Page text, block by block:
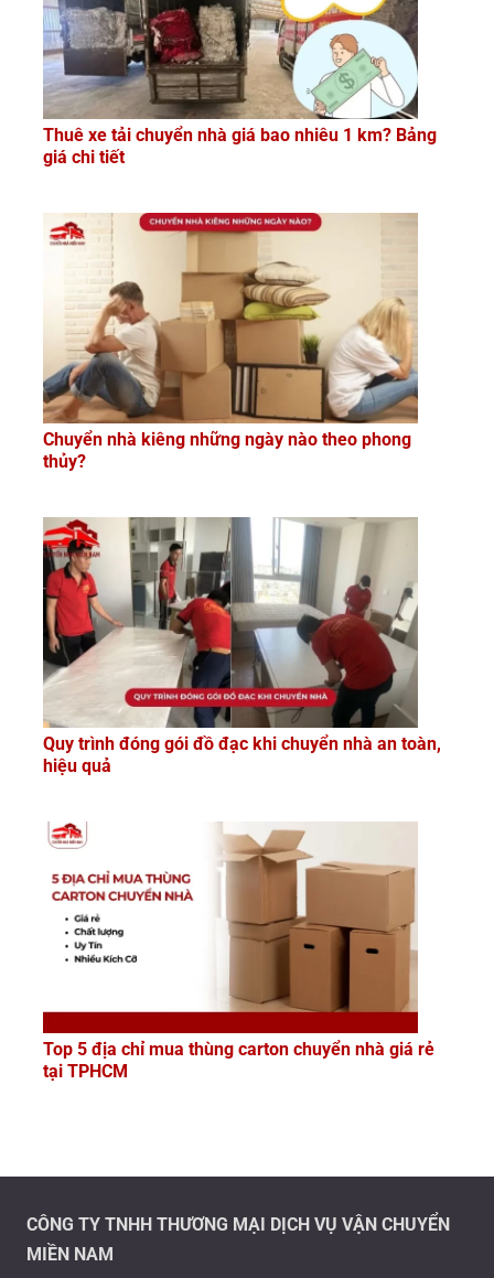
Thuê xe tải chuyển nhà giá bao nhiêu 1 km? Bảng
giá chi tiết
Chuyển nhà kiêng những ngày nào theo phong
thủy?
Quy trình đóng gói đồ đạc khi chuyển nhà an toàn,
hiệu quả
Top 5 địa chỉ mua thùng carton chuyển nhà giá rẻ
tại TPHCM
CÔNG TY TNHH THƯƠNG MẠI DỊCH VỤ VẬN CHUYỂN
MIỀN NAM